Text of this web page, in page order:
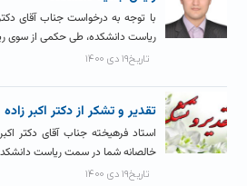
با توجه به درخواست جناب آقای
ریاست دانشکده، طی حکمی از سوی
تاریخ۱۹ دی ۱۴۰۰
تقدیر و تشکر از دکتر اکبر زاده
استاد فرهیخته جناب آقای دکتر
خالصانه شما در سمت ریاست
تاریخ۱۹ دی ۱۴۰۰